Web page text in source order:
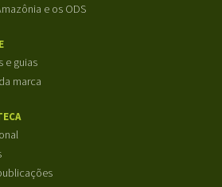
e os ODS
e guias
marca